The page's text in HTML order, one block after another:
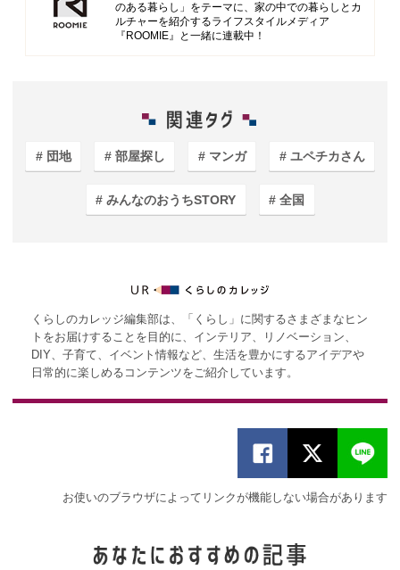
のある暮らし」をテーマに、家の中での暮らしとカ
ルチャーを紹介するライフスタイルメディア
『ROOMIE』と一緒に連載中！
団地 部屋探し マンガ ユペチカさん
みんなのおうちSTORY 全国
くらしのカレッジ編集部は、「くらし」に関するさまざまなヒン
トをお届けすることを目的に、インテリア、リノベーション、
DIY、子育て、イベント情報など、生活を豊かにするアイデアや
日常的に楽しめるコンテンツをご紹介しています。
お使いのブラウザによってリンクが機能しない場合があります